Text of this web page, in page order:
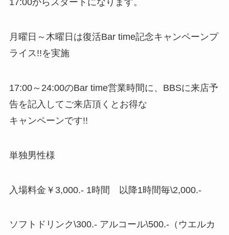
17:00からスタートになります。
月曜日～木曜日は復活Bar time記念キャンペーンプ
ライス!!を実施
17:00～24:00のBar time営業時間に、BBSに来店予
告を記入してご来店頂くとお得な
キャンペーンです!!
単独男性様
入場料金￥3,000.- 1時間 以降1時間毎\2,000.-
ソフトドリンク\300.- アルコール\500.-（ウエルカ